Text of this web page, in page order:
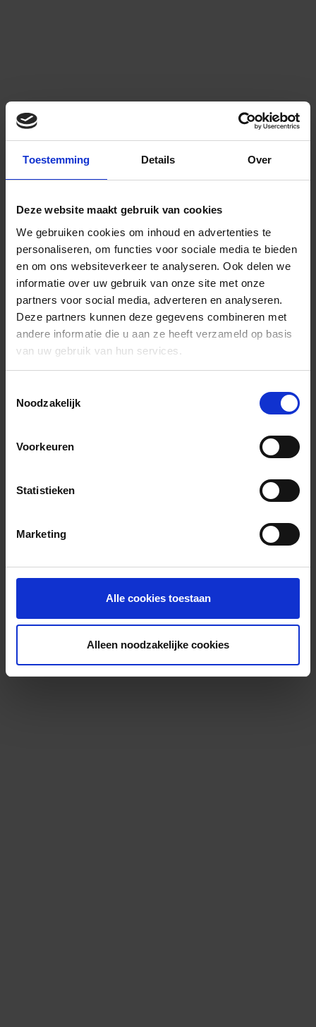
Toestemming Details Over
Deze website maakt gebruik van cookies
We gebruiken cookies om inhoud en advertenties te
personaliseren, om functies voor sociale media te bieden
en om ons websiteverkeer te analyseren. Ook delen we
informatie over uw gebruik van onze site met onze
partners voor social media, adverteren en analyseren.
Deze partners kunnen deze gegevens combineren met
andere informatie die u aan ze heeft verzameld op basis
van uw gebruik van hun services.
Noodzakelijk
Voorkeuren
Statistieken
Marketing
Alle cookies toestaan
Alleen noodzakelijke cookies